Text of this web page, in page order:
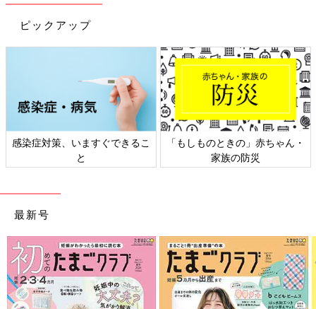
ピックアップ
感染症対策、いますぐできるこ
と
「もしものときの」赤ちゃん・
家族の防災
最新号